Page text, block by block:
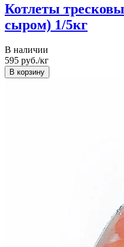
Котлеты
сыром) 1/5кг
В наличии
595 руб./кг